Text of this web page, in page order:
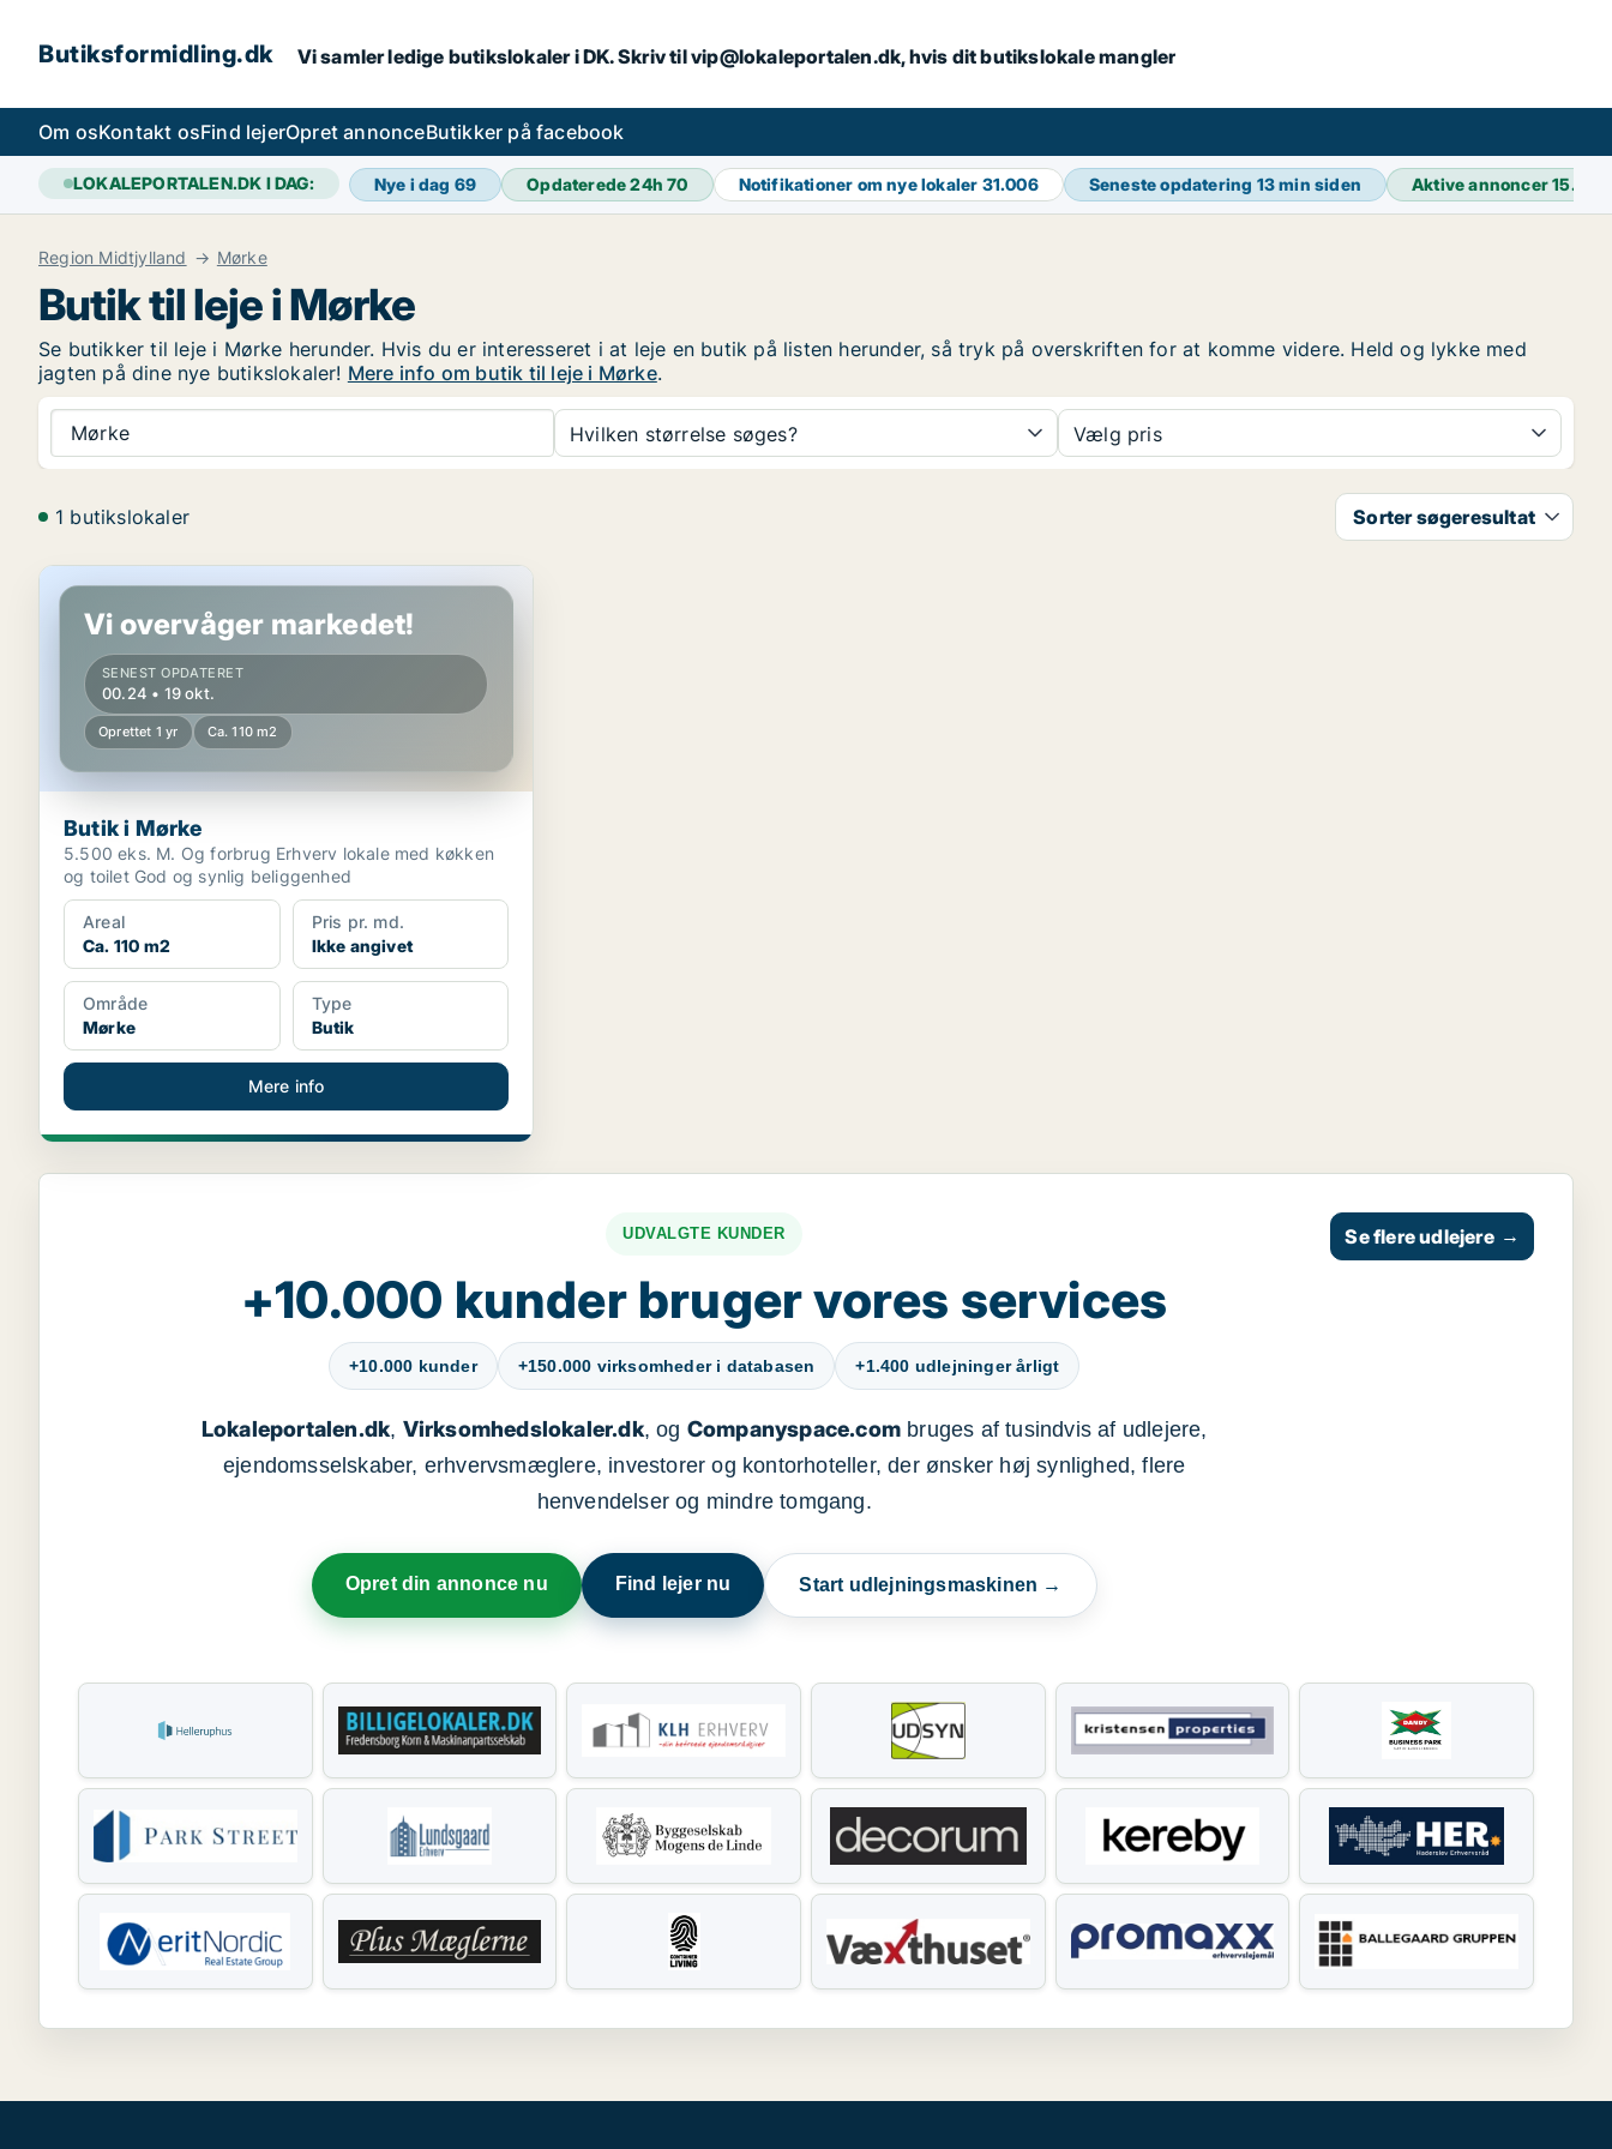
Butiksformidling.dk Vi samler ledige butikslokaler i DK. Skriv til vip@lokaleportalen.dk, hvis dit butikslokale mangler
Om osKontakt osFind lejerOpret annonceButikker på facebook
LOKALEPORTALEN.DK I DAG: Nye i dag 69 Opdaterede 24h70 Notifikationer om nye lokaler 31.006 Seneste opdatering 13 min siden Aktive annoncer15.835
Region Midtjylland Mørke
Butik til leje i Mørke
Se butikker til leje i Mørke herunder. Hvis du er interesseret i at leje en butik på listen herunder, så tryk på overskriften for at komme videre. Held og lykke med
jagten på dine nye butikslokaler! Mere info om butik til leje i Mørke.
Mørke Hvilken størrelse søges? Vælg pris
1 butikslokaler Sorter søgeresultat
Butik i Mørke
Vi overvåger markedet!
SENEST OPDATERET
00.24 • 19 okt.
Oprettet 1 yr Ca. 110 m2
Butik i Mørke
5.500 eks. M. Og forbrug Erhverv lokale med køkken
og toilet God og synlig beliggenhed
Areal
Ca. 110 m2
Pris pr. md.
Ikke angivet
Område
Mørke
Type
Butik
Mere info
UDVALGTE KUNDER
+10.000 kunder bruger vores services
+10.000 kunder +150.000 virksomheder i databasen +1.400 udlejninger årligt
Lokaleportalen.dk, Virksomhedslokaler.dk, og Companyspace.combruges af tusindvis af udlejere,
ejendomsselskaber, erhvervsmæglere, investorer og kontorhoteller, der ønsker høj synlighed, flere
henvendelser og mindre tomgang.
Opret din annonce nu Find lejer nu Start udlejningsmaskinen →
Se flere udlejere →